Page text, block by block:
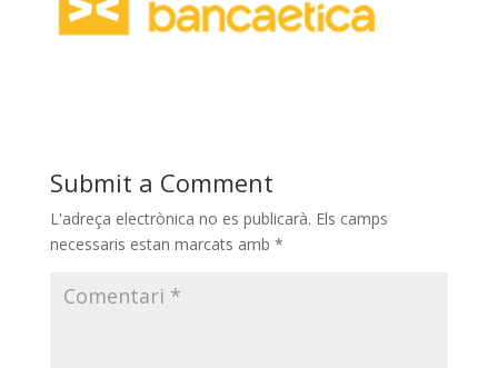
Submit a Comment
L'adreça electrònica no es publicarà. Els camps
necessaris estan marcats amb *